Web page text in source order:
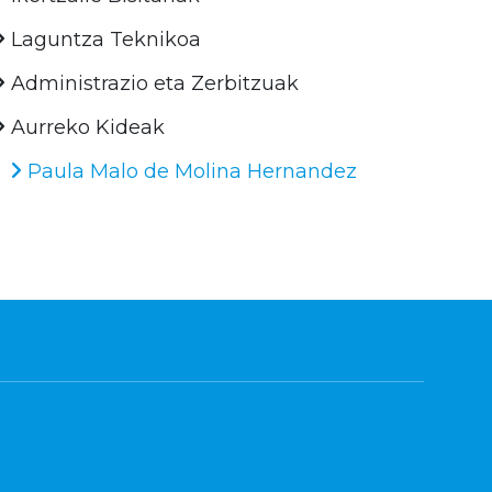
Laguntza Teknikoa
Administrazio eta Zerbitzuak
Aurreko Kideak
Paula Malo de Molina Hernandez